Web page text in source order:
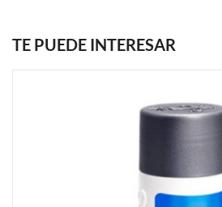
TE PUEDE INTERESAR